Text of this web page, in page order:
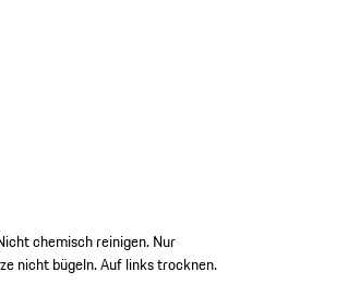
chemisch reinigen. Nur
nicht bügeln. Auf links trocknen.